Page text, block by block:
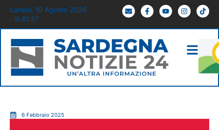
Lunedì, 10 Agosto 2026
- 9:41:38
6 Febbraio 2025